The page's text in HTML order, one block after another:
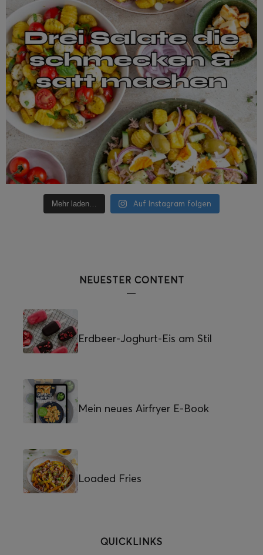
Mehr laden… Auf Instagram folgen
NEUESTER CONTENT
Erdbeer-Joghurt-Eis am Stil
Mein neues Airfryer E-Book
Loaded Fries
QUICKLINKS